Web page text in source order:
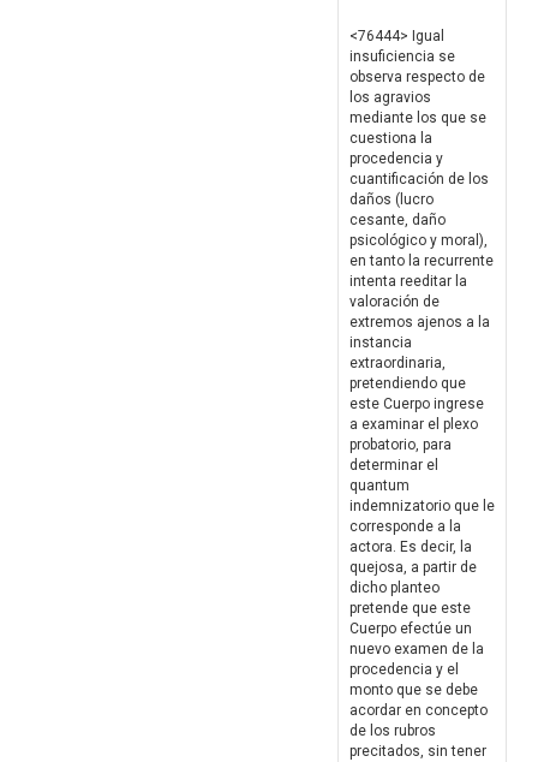
<76444> Igual
insuficiencia se
observa respecto de
los agravios
mediante los que se
cuestiona la
procedencia y
cuantificación de los
daños (lucro
cesante, daño
psicológico y moral),
en tanto la recurrente
intenta reeditar la
valoración de
extremos ajenos a la
instancia
extraordinaria,
pretendiendo que
este Cuerpo ingrese
a examinar el plexo
probatorio, para
determinar el
quantum
indemnizatorio que le
corresponde a la
actora. Es decir, la
quejosa, a partir de
dicho planteo
pretende que este
Cuerpo efectúe un
nuevo examen de la
procedencia y el
monto que se debe
acordar en concepto
de los rubros
precitados, sin tener